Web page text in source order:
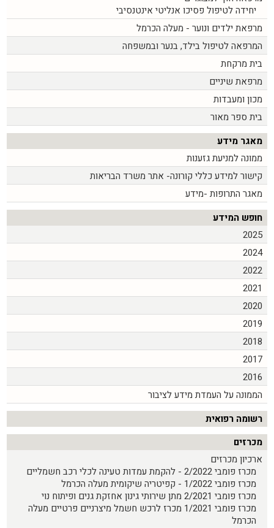
יחידה לטיפול פסיכו אנליטי אינטנסיבי
מרפאת ילדים ונוער - מעלה הכרמל
המרפאה לטיפול בילד, בנער ובמשפחה
בית מרקחת
מרפאת שיניים
מכון ומעבדות
בית ספר מאור
מאגר מידע
ממונה למניעת גזענות
קישור למידע כללי קורונה- אתר משרד הבריאות
מאגר התרופות -מידע
חופש המידע
2025
2024
2022
2021
2020
2019
2018
2017
2016
הממונה על העמדת מידע לציבור
רשומה רפואית
מכרזים
ארכיון מכרזים
מכרז פומבי 2/2022 - להקמת עמדות טעינה לכלי רכב חשמליים
מכרז פומבי 1/2022 - קפיטריה שיקומית מעלה הכרמל
מכרז פומבי 2/2021 מתן שירותי גינון אחזקת גנים ופיתוח נוי
מכרז פומבי 1/2021 מכרז לרכש חשמל מיצרניים פרטיים מעלה
הכרמל